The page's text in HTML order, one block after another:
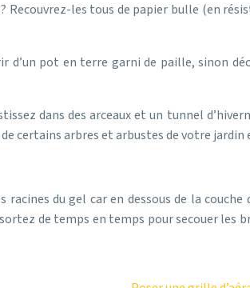
Recouvrez-les tous de papier bulle (en
pot en terre garni de paille, sinon
dans des arceaux et un tunnel
certains arbres et arbustes de votre jardin
du gel car en dessous de la couche
de temps en temps pour secouer les